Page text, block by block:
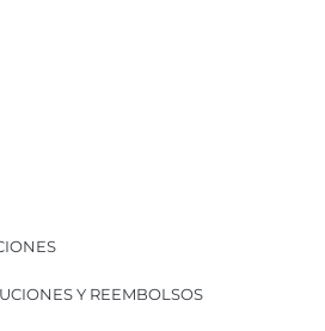
Y REEMBOLSOS